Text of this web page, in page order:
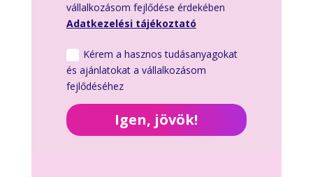
vállalkozásom fejlődése érdekében
Adatkezelési tájékoztató
Kérem a hasznos tudásanyagokat
és ajánlatokat a vállalkozásom
fejlődéséhez
Igen, jövök!